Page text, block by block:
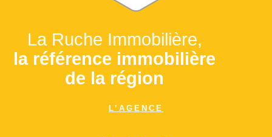
La Ruche Immobilière,
la référence immobilière
de la région
L’AGENCE